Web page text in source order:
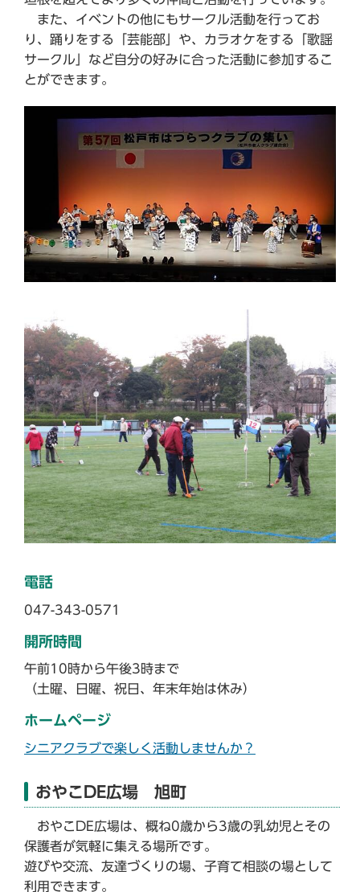
また、イベントの他にもサークル活動を行ってお
り、踊りをする「芸能部」や、カラオケをする「歌謡
サークル」など自分の好みに合った活動に参加するこ
とができます。
電話
047-343-0571
開所時間
午前10時から午後3時まで
（土曜、日曜、祝日、年末年始は休み）
ホームページ
シニアクラブで楽しく活動しませんか？
おやこDE広場 旭町
おやこDE広場は、概ね0歳から3歳の乳幼児とその
保護者が気軽に集える場所です。
遊びや交流、友達づくりの場、子育て相談の場として
利用できます。